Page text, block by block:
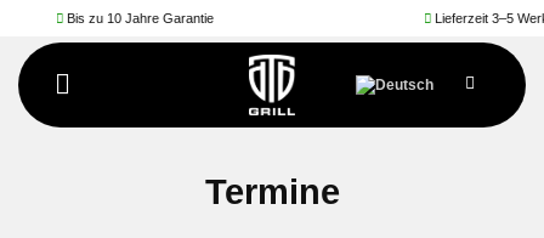
springen
zu 10 Jahre Garantie Lieferzeit 3–5 Werktage
Termine